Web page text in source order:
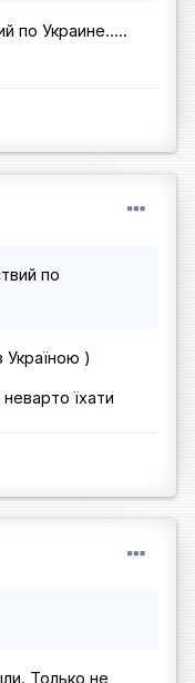
по Украине.....
по
Україною )
їхати
Только не